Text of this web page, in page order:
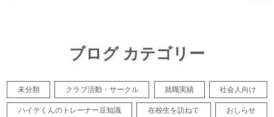
ブログ カテゴリー
未分類 クラブ活動・サークル 就職実績 社会人向け
ハイテくんのトレーナー豆知識 在校生を訪ねて おしらせ